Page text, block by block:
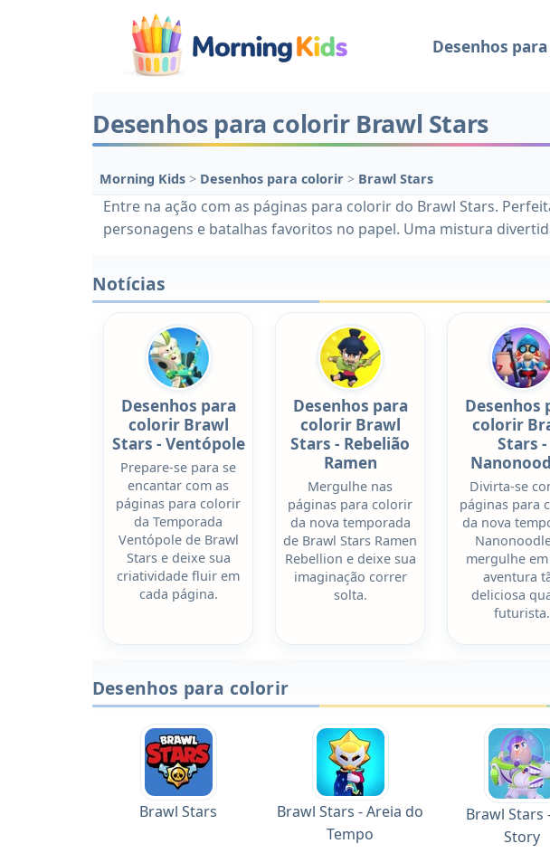
Desenhos
Desenhos para colorir Brawl Stars
Morning Kids > Desenhos para colorir > Brawl Stars
Entre na ação com as páginas para colorir do Brawl Stars.
personagens e batalhas favoritos no papel. Uma mistura
Notícias
Desenhos para
colorir Brawl
Stars - Ventópole
Prepare-se para se
encantar com as
páginas para colorir
da Temporada
Ventópole de Brawl
Stars e deixe sua
criatividade fluir em
cada página.
Desenhos para
colorir Brawl
Stars - Rebelião
Ramen
Mergulhe nas
páginas para colorir
da nova temporada
de Brawl Stars Ramen
Rebellion e deixe sua
imaginação correr
solta.
Desenhos
colorir
Stars -
Divirta-se
páginas para
da nova
mergulhe
aventura
deliciosa
futurista.
Desenhos para colorir
Brawl Stars
Brawl Stars - Areia do
Tempo
Brawl Stars
Story